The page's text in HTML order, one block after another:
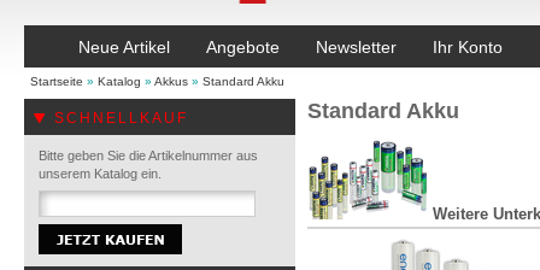
Neue Artikel Angebote Newsletter Ihr Konto
Startseite » Katalog » Akkus » Standard Akku
SCHNELLKAUF
Bitte geben Sie die Artikelnummer aus
unserem Katalog ein.
Standard Akku
Weitere